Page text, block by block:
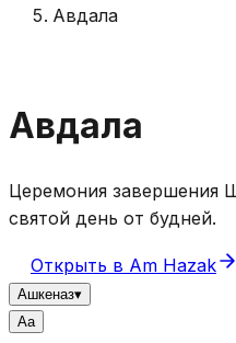
Авдала
Авдала
Церемония завершения
святой день от будней.
Открыть в Am Hazak
Ашкеназ▾
Aa